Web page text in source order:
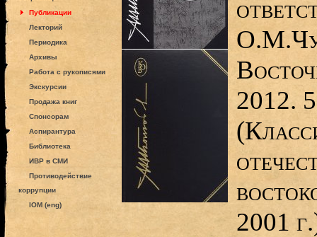
Публикации
Лекторий
Периодика
Архивы
Работа с рукописями
Экскурсии
Продажа книг
Спонсорам
Аспирантура
Библиотека
ИВР в СМИ
Противодействие
коррупции
IOM (eng)
2012.
2001